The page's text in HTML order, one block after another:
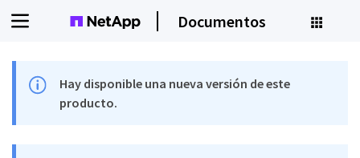
Documentos
Hay disponible una nueva versión de este
producto.